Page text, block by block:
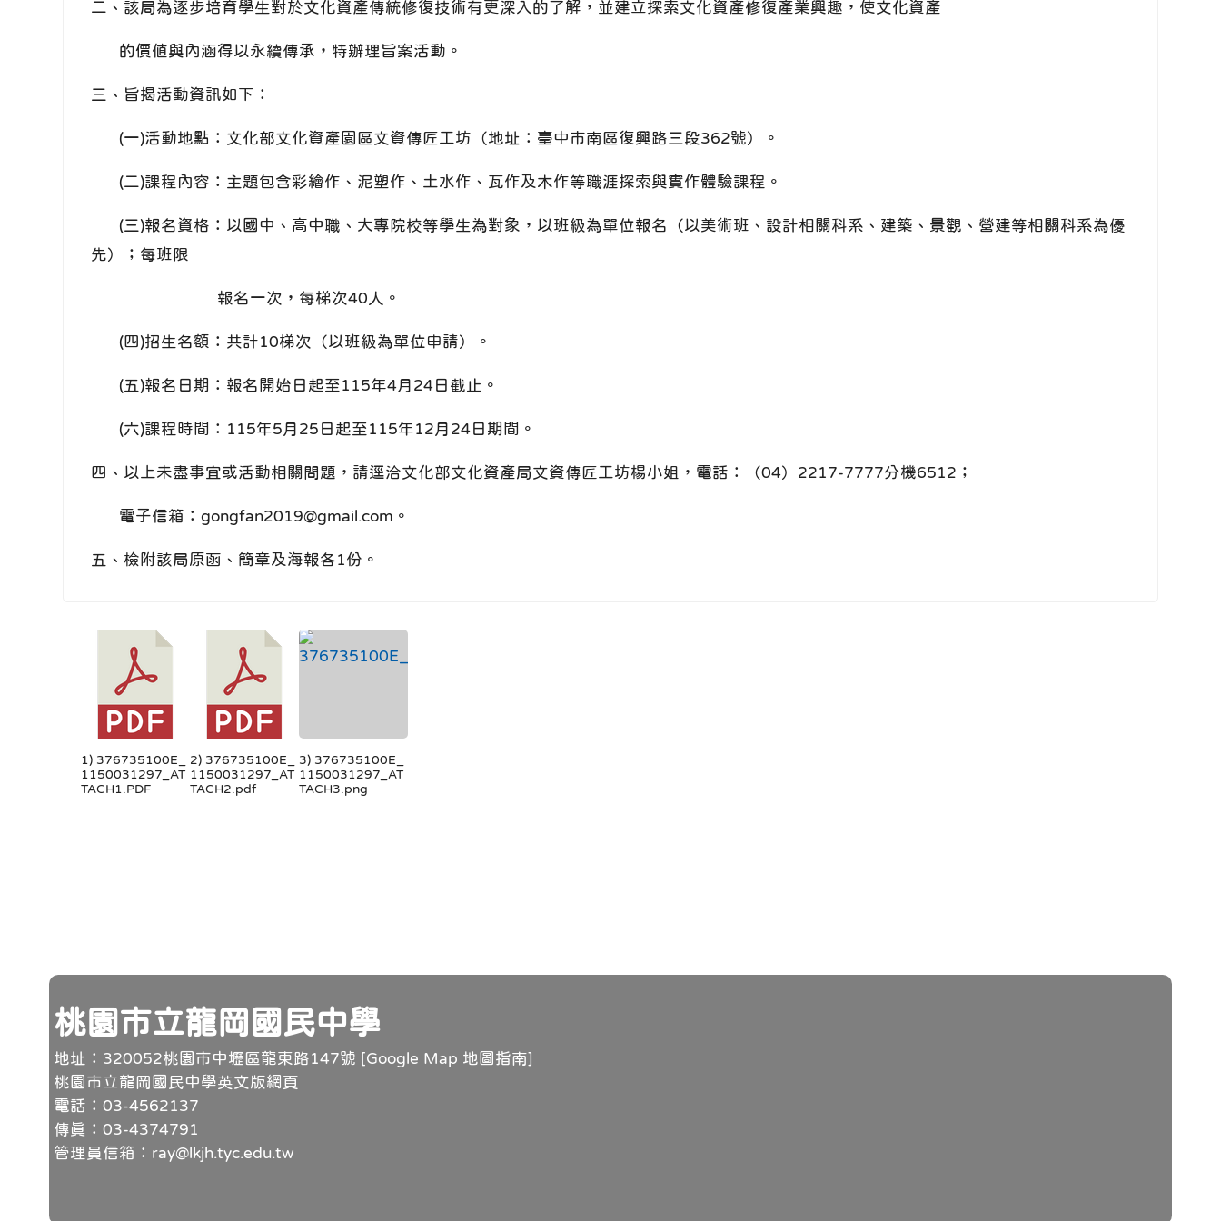
二、該局為逐步培育學生對於文化資產傳統修復技術有更深入的了解，並建立探索文化資產修復產業興趣，使文化資產
的價值與內涵得以永續傳承，特辦理旨案活動。
三、旨揭活動資訊如下：
(一)活動地點：文化部文化資產園區文資傳匠工坊（地址：臺中市南區復興路三段362號）。
(二)課程內容：主題包含彩繪作、泥塑作、土水作、瓦作及木作等職涯探索與實作體驗課程。
(三)報名資格：以國中、高中職、大專院校等學生為對象，以班級為單位報名（以美術班、設計相關科系、建築、景觀、營建等相關科系為優
先）；每班限
報名一次，每梯次40人。
(四)招生名額：共計10梯次（以班級為單位申請）。
(五)報名日期：報名開始日起至115年4月24日截止。
(六)課程時間：115年5月25日起至115年12月24日期間。
四、以上未盡事宜或活動相關問題，請逕洽文化部文化資產局文資傳匠工坊楊小姐，電話：（04）2217-7777分機6512；
電子信箱：gongfan2019@gmail.com。
五、檢附該局原函、簡章及海報各1份。
1) 376735100E_
1150031297_AT
TACH1.PDF
2) 376735100E_
1150031297_AT
TACH2.pdf
3) 376735100E_
1150031297_AT
TACH3.png
頁尾
桃園市立龍岡國民中學
地址：320052桃園市中壢區龍東路147號 [Google Map 地圖指南]
桃園市立龍岡國民中學英文版網頁
電話：03-4562137
傳真：03-4374791
管理員信箱：ray@lkjh.tyc.edu.tw